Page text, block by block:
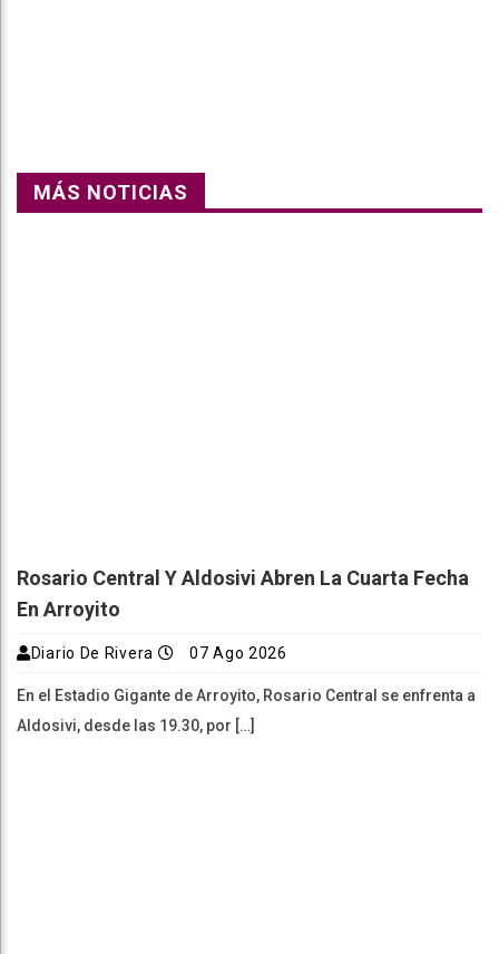
MÁS NOTICIAS
Rosario Central Y Aldosivi Abren La Cuarta Fecha
En Arroyito
Diario De Rivera 07 Ago 2026
En el Estadio Gigante de Arroyito, Rosario Central se enfrenta a
Aldosivi, desde las 19.30, por […]